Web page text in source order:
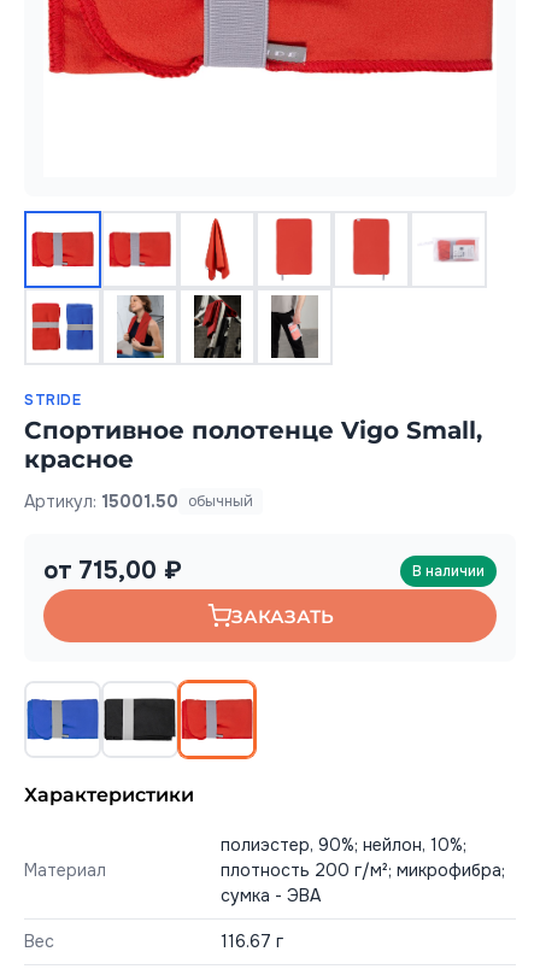
STRIDE
Спортивное полотенце Vigo Small,
красное
Артикул: 15001.50 обычный
от 715,00 ₽ В наличии
ЗАКАЗАТЬ
Характеристики
Материал
полиэстер, 90%; нейлон, 10%;
плотность 200 г/м²; микрофибра;
сумка - ЭВА
Вес 116.67 г